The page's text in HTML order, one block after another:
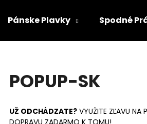
Pánske Plavky Spodné
POPUP-SK
UŽ ODCHÁDZATE? VYUŽITE ZĽAVU NA
DOPRAVU ZADARMO K TOMU!